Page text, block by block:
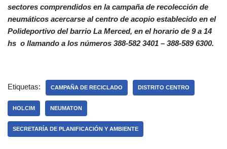
sectores comprendidos en la campaña de recolección de
neumáticos acercarse al centro de acopio establecido en el
Polideportivo del barrio La Merced, en el horario de 9 a 14
hs o llamando a los números 388-582 3401 – 388-589 6300.
Etiquetas: CAMPAÑA DE RECICLADO DISTRITO CENTRO
HOLCIM NEUMATON
SECRETARÍA DE PLANIFICACIÓN Y AMBIENTE